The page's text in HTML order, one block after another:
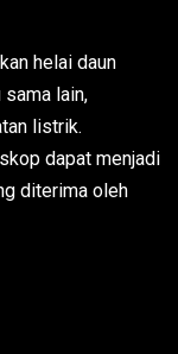
helai daun
lain,
listrik.
dapat menjadi
diterima oleh